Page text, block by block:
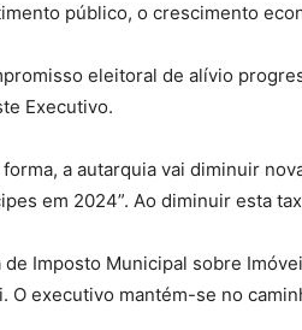
público, o crescimento
eleitoral de alívio
Executivo.
forma, a autarquia vai diminuir
em 2024”. Ao diminuir esta
de Imposto Municipal sobre
O executivo mantém-se no